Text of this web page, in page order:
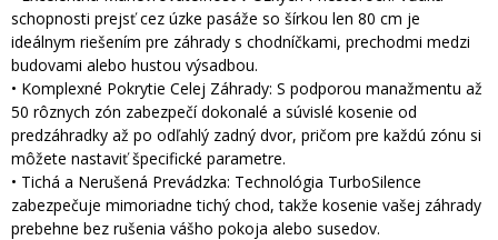
schopnosti prejsť cez úzke pasáže so šírkou len 80 cm je
ideálnym riešením pre záhrady s chodníčkami, prechodmi medzi
budovami alebo hustou výsadbou.
• Komplexné Pokrytie Celej Záhrady: S podporou manažmentu až
50 rôznych zón zabezpečí dokonalé a súvislé kosenie od
predzáhradky až po odľahlý zadný dvor, pričom pre každú zónu si
môžete nastaviť špecifické parametre.
• Tichá a Nerušená Prevádzka: Technológia TurboSilence
zabezpečuje mimoriadne tichý chod, takže kosenie vašej záhrady
prebehne bez rušenia vášho pokoja alebo susedov.